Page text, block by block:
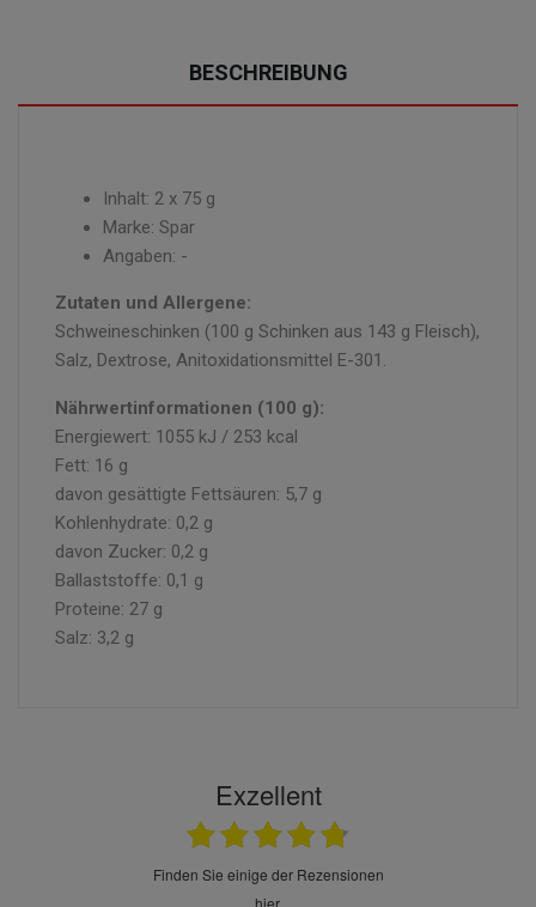
BESCHREIBUNG
Inhalt: 2 x 75 g
Marke: Spar
Angaben: -
Zutaten und Allergene:
Schweineschinken (100 g Schinken aus 143 g Fleisch),
Salz, Dextrose, Anitoxidationsmittel E-301.
Nährwertinformationen (100 g):
Energiewert: 1055 kJ / 253 kcal
Fett: 16 g
davon gesättigte Fettsäuren: 5,7 g
Kohlenhydrate: 0,2 g
davon Zucker: 0,2 g
Ballaststoffe: 0,1 g
Proteine: 27 g
Salz: 3,2 g
Exzellent
finden Sie einige der Rezensionen
hier.